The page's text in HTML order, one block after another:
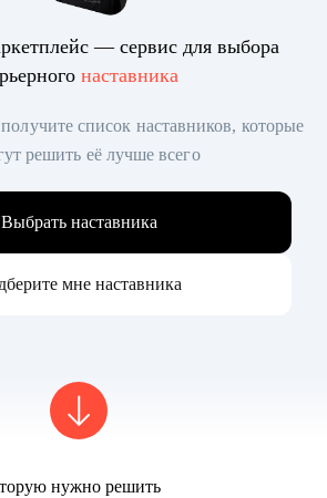
— сервис для выбора
наставника
список наставников, которые
решить её лучше всего
Выбрать наставника
мне наставника
нужно решить